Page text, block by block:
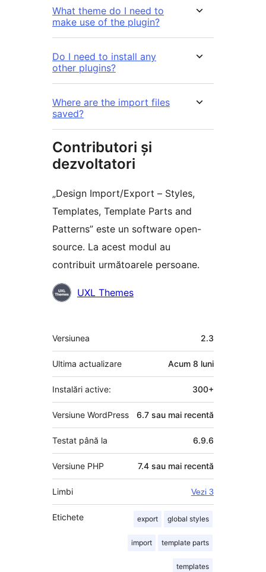
What theme do I need to
make use of the plugin?
Do I need to install any
other plugins?
Where are the import files
saved?
Contributori și
dezvoltatori
„Design Import/Export – Styles,
Templates, Template Parts and
Patterns” este un software open-
source. La acest modul au
contribuit următoarele persoane.
Contributori
UXL Themes
Meta
Versiunea 2.3
Ultima actualizare Acum 8 luni
Instalări active: 300+
Versiune WordPress 6.7 sau mai recentă
Testat până la 6.9.6
Versiune PHP 7.4 sau mai recentă
Limbi Vezi 3
Etichete export global styles
import template parts
templates